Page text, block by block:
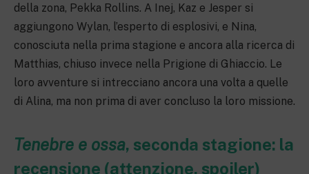
della zona, Pekka Rollins. A Inej, Kaz e Jesper si
aggiungono Wylan, l’esperto di esplosivi, e Nina,
conosciuta nella prima stagione e ancora alla ricerca di
Matthias, chiuso invece nella Prigione di Ghiaccio. Le
loro avventure si intrecciano ancora una volta a quelle
di Alina, ma non prima di aver concluso la loro missione.
Tenebre e ossa, seconda stagione: la
recensione (attenzione, spoiler)